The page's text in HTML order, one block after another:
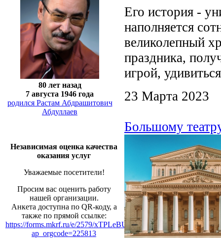
80 лет назад
7 августа 1946 года
родился Растам Абдрашитович
Абдуллаев
Независимая оценка качества
оказания услуг
Уважаемые посетители!
Просим вас оценить работу
нашей организации.
Анкета доступна по QR-коду, а
также по прямой ссылке:
https://forms.mkrf.ru/e/2579/xTPLeBU7/?
ap_orgcode=225813
Его история -
наполняется
великолепный
праздника,
игрой,
23 Марта 2023
Большому